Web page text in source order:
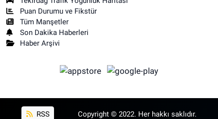
Puan Durumu ve Fikstür
Tüm Manşetler
Son Dakika Haberleri
Haber Arşivi
RSS Copyright © 2022. Her hakkı saklıdır.